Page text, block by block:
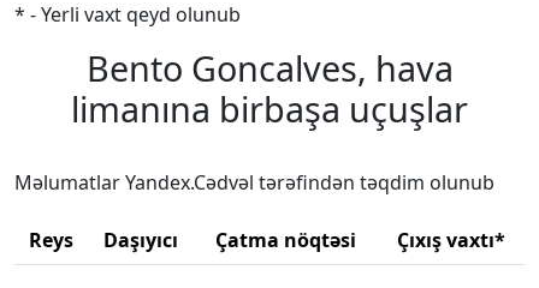
* - Yerli vaxt qeyd olunub
Bento Goncalves, hava
limanına birbaşa uçuşlar
Məlumatlar Yandex.Cədvəl tərəfindən təqdim olunub
Reys Daşıyıcı Çatma nöqtəsi Çıxış vaxtı*